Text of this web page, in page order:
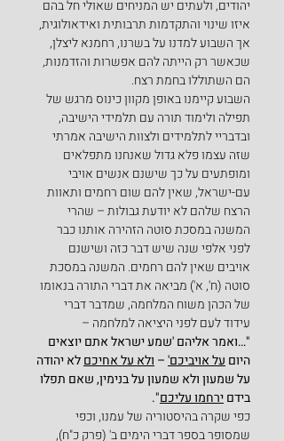
יהודים, ולעתים יש המניחים שאולי חל בהם
איזו שינוי והתקדמות תרבותית ואידאולוגית,
אך השבוע למדנו על בשרנו, רחמנא ליצלן,
שכאשר רק הייתה להם אפשרות והזדמנות,
הם השתוללו בחמת רצח.
השבוע קיימנו באופן מקוון כינוס מרגש של
תפילה ולימוד תורה עם תלמידי הישיבה,
ובדבריי לתלמידים ולצוות הישיבה אמרתי
שזה עצמו פלא גדול שאנחנו מתפלאים
ומופתעים על כך שישנם אנשים אויבי
עם-ישראל, שאין להם שום רחמים ותאוות
הרצח שלהם לא יודעת גבולות – שהרי
המשנה במסכת סוטה הזהירה אותנו כבר
לפני אלפי שנה שיש דבר כזה ושישנם
אויבים שאין להם רחמים. המשנה במסכת
סוטה (ח', א') מביאה את דברי התורה בנאומו
של הכהן משוח המלחמה, שמדבר דברי
עידוד לעם לפני היציאה למלחמה –
"…ואמר אליהם 'שמע ישראל אתם יוצאים
היום על אויביכם' – ולא על אחיכם לא יהודה
על שמעון ולא שמעון על בנימין, שאם תפלו
בידם ירחמו עליכם".
כפי שקרה בהיסטוריה של עמנו, וכפי
שמסופר בספר דברי הימים ב' (פרק כ"ח),